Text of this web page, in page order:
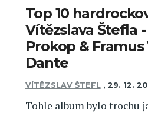
Top 10
Vítězslava Štefla
Prokop &
Dante
VÍTĚZSLAV ŠTEFL , 29. 12.
Tohle album bylo trochu